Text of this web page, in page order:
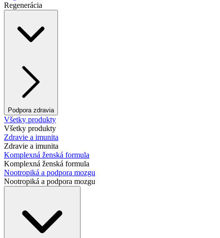
Regenerácia
Podpora zdravia
Všetky produkty
Všetky produkty
Zdravie a imunita
Zdravie a imunita
Komplexná ženská formula
Komplexná ženská formula
Nootropiká a podpora mozgu
Nootropiká a podpora mozgu